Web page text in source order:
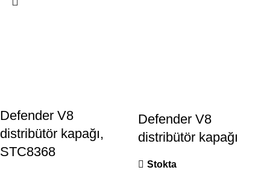
Defender V8
distribütör kapağı,
STC8368
Defender V8
distribütör kapağı
Stokta